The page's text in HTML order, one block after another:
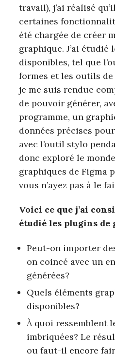
travail), j’ai réalisé
certaines
été chargée de créer
graphique. J’ai
disponibles, tel que
formes et les outils
je me suis rendue
de pouvoir générer,
programme, un
données précises
avec l’outil stylo
donc exploré le
graphiques de Figma
vous n’ayez pas à le
Voici ce que j’ai
étudié les plugins de
Peut-on importer
on coincé avec un
générées?
Quels éléments
disponibles?
À quoi ressemblent
imbriquées? Le
ou faut-il encore